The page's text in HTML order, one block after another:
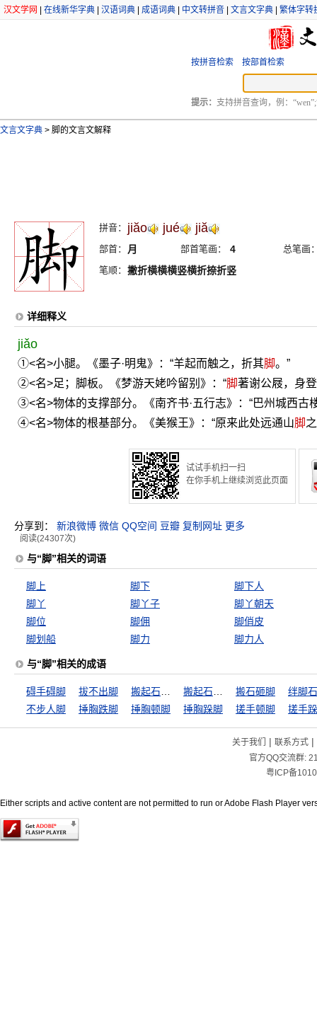
汉文学网 在线新华字典 汉语词典 成语词典 中文转拼音 文言文字典 繁体字转
按拼音检索 按部首检索
提示： 支持拼音查询，例：
文言文字典 > 脚的文言文解释
拼音： jiăo jué jiă
部首： 月 部首笔画： 4
总笔画
笔顺： 撇折横横横竖横折捺折竖
详细释义
jiǎo
①<名>小腿。《墨子·明鬼》：“羊起而触之，折其脚。”
②<名>足；脚板。《梦游天姥吟留别》：“脚著谢公屐，身
③<名>物体的支撑部分。《南齐书·五行志》：“巴州城西古
④<名>物体的根基部分。《美猴王》：“原来此处远通山脚
试试手机扫一扫
在你手机上继续浏览此页面
分享到： 新浪微博 微信 QQ空间 豆瓣 复制网址 更多
阅读(24307次)
与“脚”相关的词语
脚上 脚下
脚下人
脚丫
脚丫子
脚丫朝天
脚位
脚佣
脚俏皮
脚划船
脚力 脚力人
与“脚”相关的成语
碍手碍脚 拔不出脚 搬石砸脚
绊脚石
不步人脚
捶胸跌脚 捶胸顿脚 捶胸跺脚 搓手顿脚 搓手
关于我们 | 联系方式|
官方QQ交流群:
粤ICP备
Either scripts and active content are not permitted to run or Adobe Flash Player